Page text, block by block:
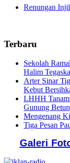
Renungan
Terbaru
Sekolah
Halim
Arter Sinar
Kebut
LHHH
Gunung
Mengenang
Tiga Pesan
Galeri